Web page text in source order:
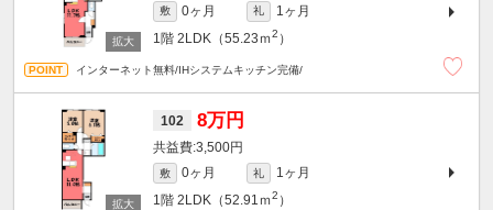
敷 0ヶ月 礼
1ヶ月
1階 2LDK（55.23ｍ2 ）
インターネット無料/IHシステムキッチン完備/
102 8万円
3,500円
敷 0ヶ月 礼
1ヶ月
1階 2LDK（52.91ｍ2 ）